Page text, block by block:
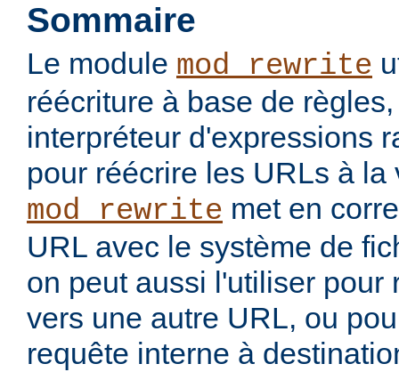
Sommaire
Le module mod_rewrite
réécriture à base de
interpréteur d'expressions
pour réécrire les URLs à la
mod_rewrite met en
URL avec le système de
on peut aussi l'utiliser pour
vers une autre URL, ou
requête interne à